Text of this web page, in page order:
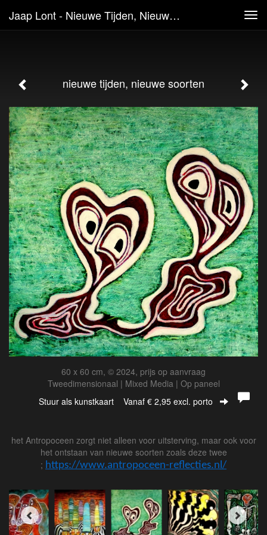
Jaap Lont - Nieuwe Tijden, Nieuwe Soorten
nieuwe tijden, nieuwe soorten
60 x 60 cm, © 2024, prijs op aanvraag
Tweedimensionaal | Mixed Media | Op paneel
Stuur als kunstkaart Vanaf € 2,95 excl. porto
het Antropoceen zorgt niet alleen voor uitsterving, maar ook voor
het ontstaan van nieuwe soorten zoals deze twee
; https://www.antropoceen-reflecties.nl/